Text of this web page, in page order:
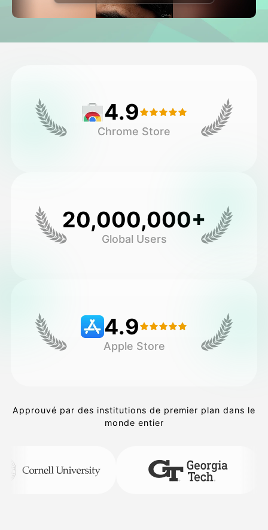
Vidéo d'avatar
▼
Autres outils 4.9
Chrome Store
20,000,000+
Global Users
4.9
Apple Store
Approuvé par des institutions de premier plan dans le
monde entier